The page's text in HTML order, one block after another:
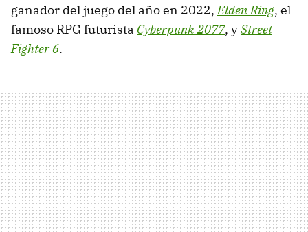
ganador del juego del año en 2022,Elden Ring, el
famoso RPG futurista Cyberpunk 2077, yStreet
Fighter 6.